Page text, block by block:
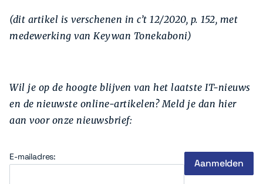
(dit artikel is verschenen in c’t 12/2020, p. 152, met
medewerking van Keywan Tonekaboni)
Wil je op de hoogte blijven van het laatste IT-nieuws
en de nieuwste online-artikelen? Meld je dan hier
aan voor onze nieuwsbrief:
E-mailadres: